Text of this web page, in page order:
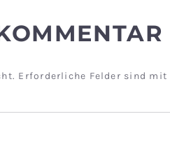
Erforderliche Felder sind mit